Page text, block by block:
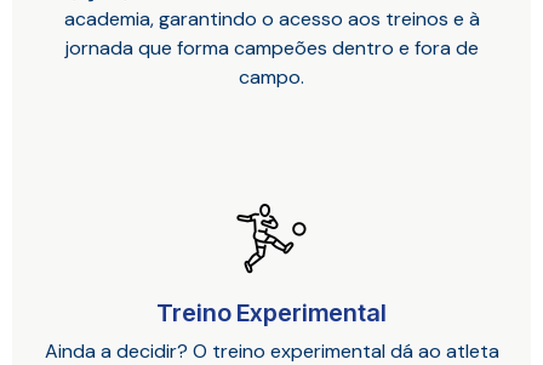
academia, garantindo o acesso aos treinos e à
jornada que forma campeões dentro e fora de
campo.
Treino Experimental
Ainda a decidir? O treino experimental dá ao atleta